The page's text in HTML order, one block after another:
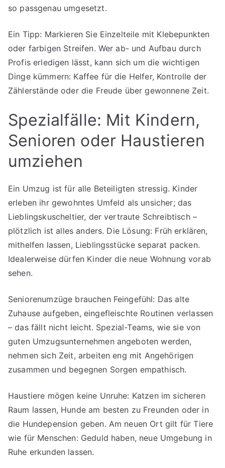
so passgenau umgesetzt.
Ein Tipp: Markieren Sie Einzelteile mit Klebepunkten
oder farbigen Streifen. Wer ab- und Aufbau durch
Profis erledigen lässt, kann sich um die wichtigen
Dinge kümmern: Kaffee für die Helfer, Kontrolle der
Zählerstände oder die Freude über gewonnene Zeit.
Spezialfälle: Mit Kindern,
Senioren oder Haustieren
umziehen
Ein Umzug ist für alle Beteiligten stressig. Kinder
erleben ihr gewohntes Umfeld als unsicher; das
Lieblingskuscheltier, der vertraute Schreibtisch –
plötzlich ist alles anders. Die Lösung: Früh erklären,
mithelfen lassen, Lieblingsstücke separat packen.
Idealerweise dürfen Kinder die neue Wohnung vorab
sehen.
Seniorenumzüge brauchen Feingefühl: Das alte
Zuhause aufgeben, eingefleischte Routinen verlassen
– das fällt nicht leicht. Spezial-Teams, wie sie von
guten Umzugsunternehmen angeboten werden,
nehmen sich Zeit, arbeiten eng mit Angehörigen
zusammen und begegnen Sorgen empathisch.
Haustiere mögen keine Unruhe: Katzen im sicheren
Raum lassen, Hunde am besten zu Freunden oder in
die Hundepension geben. Am neuen Ort gilt für Tiere
wie für Menschen: Geduld haben, neue Umgebung in
Ruhe erkunden lassen.